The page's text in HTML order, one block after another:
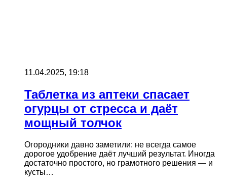
11.04.2025, 19:18
Таблетка из аптеки спасает
огурцы от стресса и даёт
мощный толчок
Огородники давно заметили: не всегда самое
дорогое удобрение даёт лучший результат. Иногда
достаточно простого, но грамотного решения — и
кусты…